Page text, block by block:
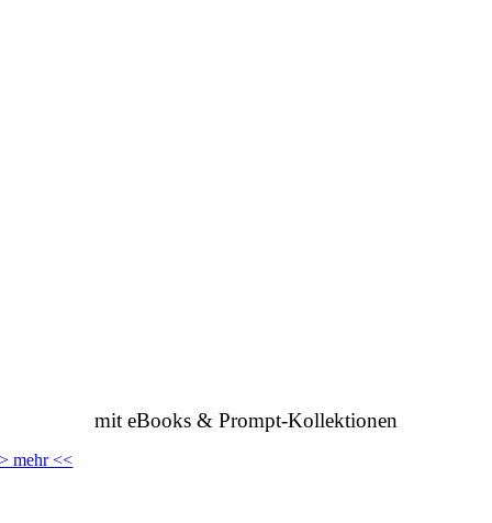
mit eBooks & Prompt-Kollektionen
mehr <<